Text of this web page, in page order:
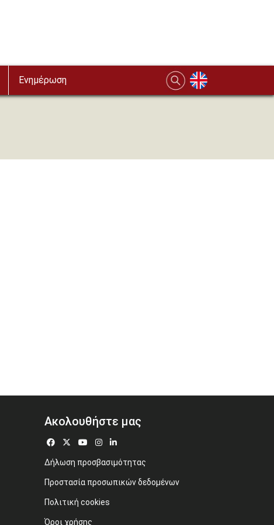
Ενημέρωση
Ακολουθήστε μας
Δήλωση προσβασιμότητας
Προστασία προσωπικών δεδομένων
Πολιτική cookies
Όροι χρήσης